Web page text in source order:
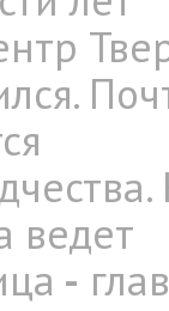
ведет
-